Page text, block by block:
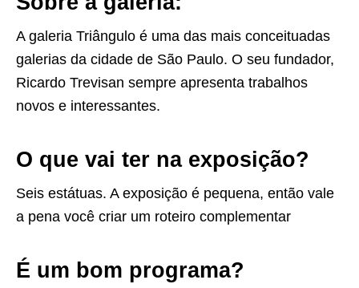
A galeria Triângulo é uma das mais conceituadas
galerias da cidade de São Paulo. O seu fundador,
Ricardo Trevisan sempre apresenta trabalhos
novos e interessantes.
O que vai ter na exposição?
Seis estátuas. A exposição é pequena, então vale
a pena você criar um roteiro complementar
É um bom programa?